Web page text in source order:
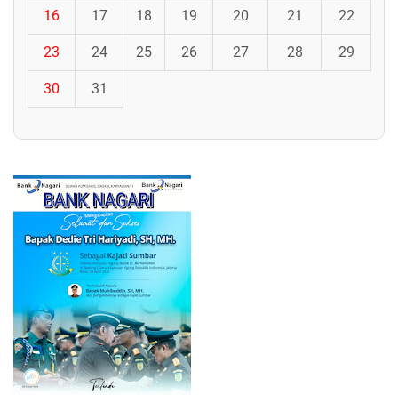
16 17 18 19 20 21 22
23 24 25 26 27 28 29
30 31